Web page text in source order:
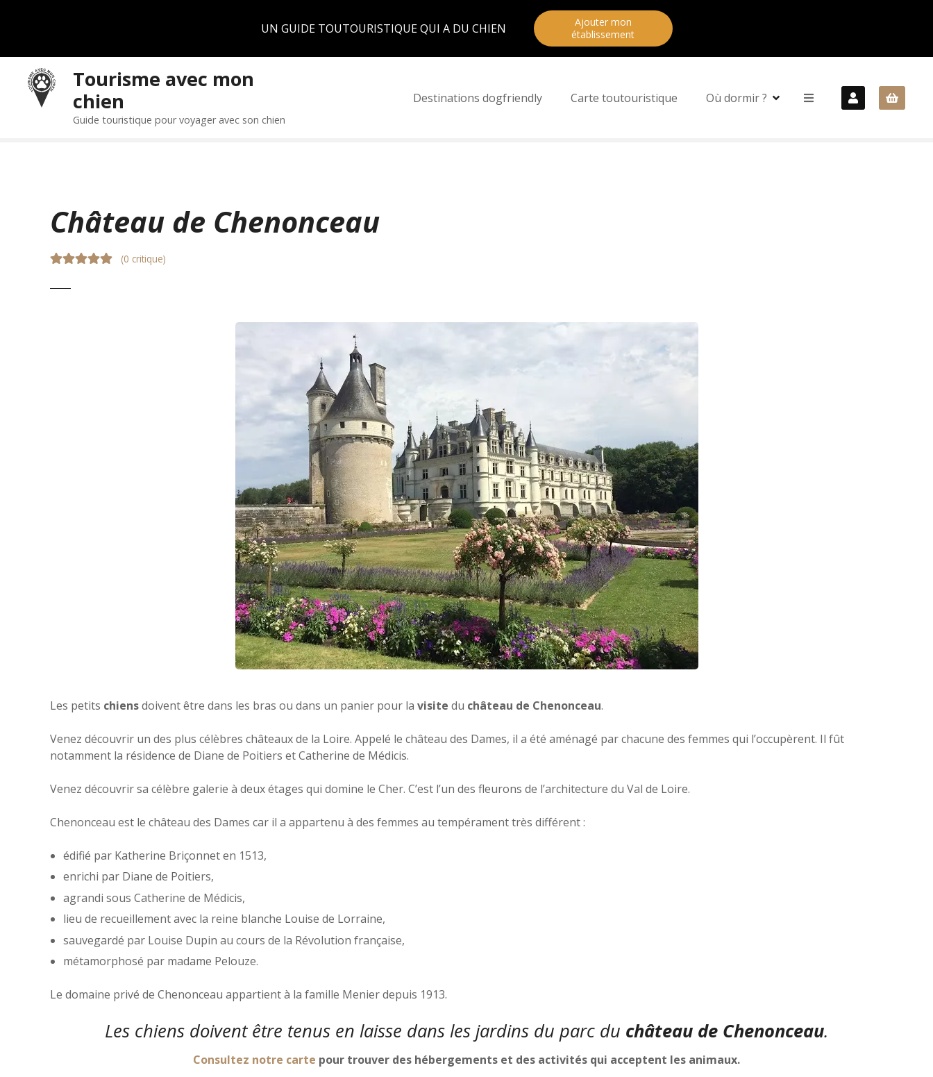
UN GUIDE TOUTOURISTIQUE QUI A DU CHIEN
Ajouter mon
établissement
Tourisme avec mon
chien
Guide touristique pour voyager avec son chien
Destinations dogfriendly Carte toutouristique Où dormir ?
Château de Chenonceau
(0 critique)
Les petits chiensdoivent être dans les bras ou dans un panier pour la visite du château de Chenonceau.
Venez découvrir un des plus célèbres châteaux de la Loire. Appelé le château des Dames, il a été aménagé par chacune des femmes qui l’occupèrent. Il fût
notamment la résidence de Diane de Poitiers et Catherine de Médicis.
Venez découvrir sa célèbre galerie à deux étages qui domine le Cher. C’est l’un des fleurons de l’architecture du Val de Loire.
Chenonceau est le château des Dames car il a appartenu à des femmes au tempérament très différent :
édifié par Katherine Briçonnet en 1513,
enrichi par Diane de Poitiers,
agrandi sous Catherine de Médicis,
lieu de recueillement avec la reine blanche Louise de Lorraine,
sauvegardé par Louise Dupin au cours de la Révolution française,
métamorphosé par madame Pelouze.
Le domaine privé de Chenonceau appartient à la famille Menier depuis 1913.
Les chiens doivent être tenus en laisse dans les jardins du parc du château de Chenonceau.
Consultez notre carte pour trouver des hébergements et des activités qui acceptent les animaux.